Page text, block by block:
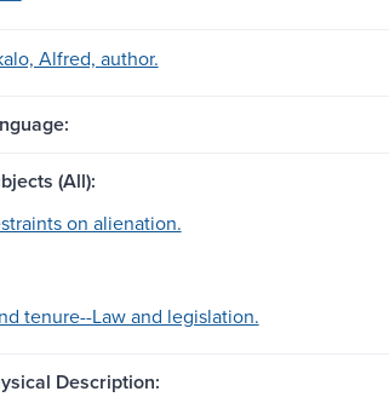
Alfred, author.
(All):
on alienation.
tenure--Law and legislation.
Description: